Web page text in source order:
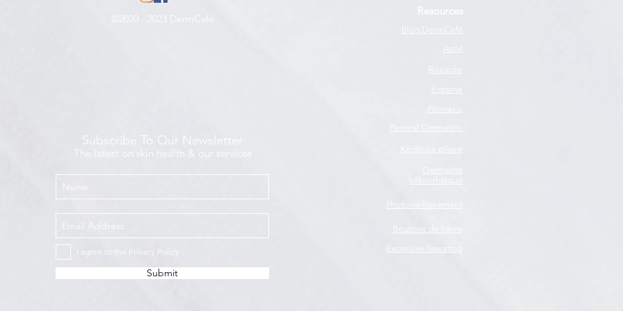
©2020 - 2023 DermCafé
Subscribe To Our Newsletter
The latest on skin health & our services
I agree to the Privacy Policy
Submit
Resources
Blog DermCafé
Boutons de fièvre
Excessive Sweating